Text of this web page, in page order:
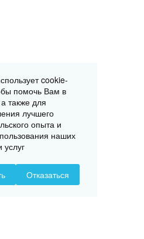
cookie-
помочь Вам в
также для
лучшего
опыта и
наших
услуг
Отказаться